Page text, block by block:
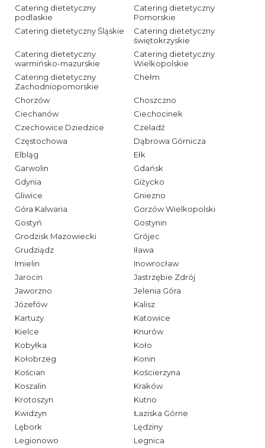
Catering dietetyczny
podlaskie
Catering dietetyczny
Pomorskie
Catering dietetyczny Śląskie
Catering dietetyczny
świętokrzyskie
Catering dietetyczny
warmińsko-mazurskie
Catering dietetyczny
Wielkopolskie
Catering dietetyczny
Zachodniopomorskie
Chełm
Chorzów
Choszczno
Ciechanów
Ciechocinek
Czechowice Dziedzice
Czeladź
Częstochowa
Dąbrowa Górnicza
Elbląg
Ełk
Garwolin
Gdańsk
Gdynia
Giżycko
Gliwice
Gniezno
Góra Kalwaria
Gorzów Wielkopolski
Gostyń
Gostynin
Grodzisk Mazowiecki
Grójec
Grudziądz
Iława
Imielin
Inowrocław
Jarocin
Jastrzębie Zdrój
Jaworzno
Jelenia Góra
Józefów
Kalisz
Kartuzy
Katowice
Kielce
Knurów
Kobyłka
Koło
Kołobrzeg
Konin
Kościan
Kościerzyna
Koszalin
Kraków
Krotoszyn
Kutno
Kwidzyn
Łaziska Górne
Lębork
Lędziny
Legionowo
Legnica